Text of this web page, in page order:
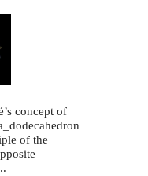
concept of
of the